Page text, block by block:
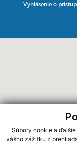
Súbory cookie a
vášho zážitku z
Vyhlásenie o